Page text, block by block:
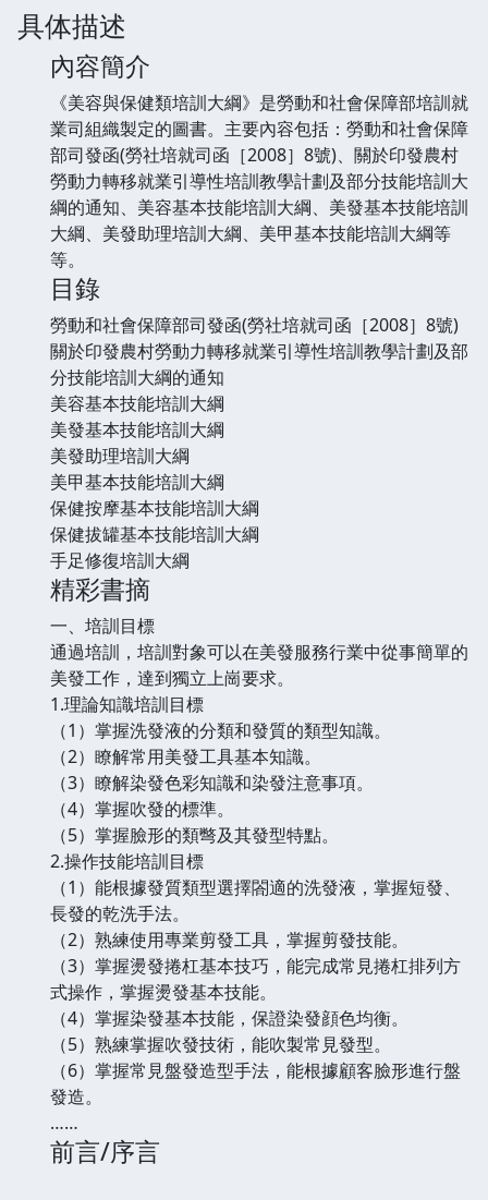
具体描述
內容簡介
《美容與保健類培訓大綱》是勞動和社會保障部培訓就
業司組織製定的圖書。主要內容包括：勞動和社會保障
部司發函(勞社培就司函［2008］8號)、關於印發農村
勞動力轉移就業引導性培訓教學計劃及部分技能培訓大
綱的通知、美容基本技能培訓大綱、美發基本技能培訓
大綱、美發助理培訓大綱、美甲基本技能培訓大綱等
等。
目錄
勞動和社會保障部司發函(勞社培就司函［2008］8號)
關於印發農村勞動力轉移就業引導性培訓教學計劃及部
分技能培訓大綱的通知
美容基本技能培訓大綱
美發基本技能培訓大綱
美發助理培訓大綱
美甲基本技能培訓大綱
保健按摩基本技能培訓大綱
保健拔罐基本技能培訓大綱
手足修復培訓大綱
精彩書摘
一、培訓目標
通過培訓，培訓對象可以在美發服務行業中從事簡單的
美發工作，達到獨立上崗要求。
1.理論知識培訓目標
（1）掌握洗發液的分類和發質的類型知識。
（2）瞭解常用美發工具基本知識。
（3）瞭解染發色彩知識和染發注意事項。
（4）掌握吹發的標準。
（5）掌握臉形的類彆及其發型特點。
2.操作技能培訓目標
（1）能根據發質類型選擇閤適的洗發液，掌握短發、
長發的乾洗手法。
（2）熟練使用專業剪發工具，掌握剪發技能。
（3）掌握燙發捲杠基本技巧，能完成常見捲杠排列方
式操作，掌握燙發基本技能。
（4）掌握染發基本技能，保證染發顔色均衡。
（5）熟練掌握吹發技術，能吹製常見發型。
（6）掌握常見盤發造型手法，能根據顧客臉形進行盤
發造。
……
前言/序言